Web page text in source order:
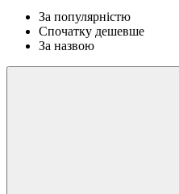
За популярністю
Спочатку дешевше
За назвою